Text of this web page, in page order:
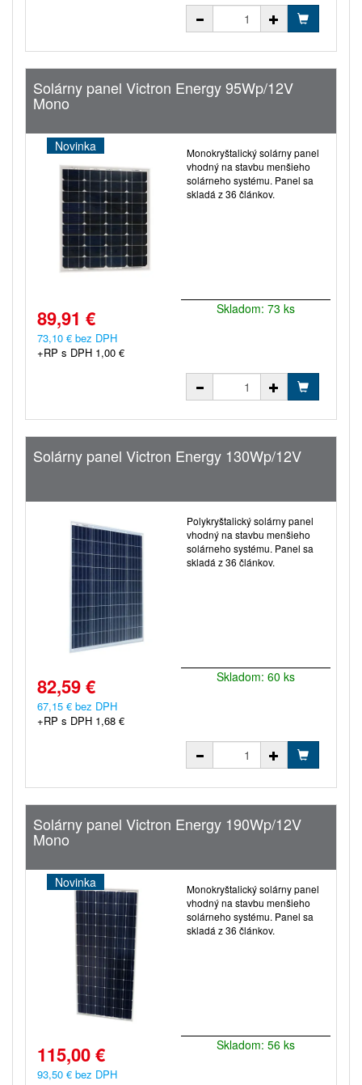
Solárny panel Victron Energy 95Wp/12V
Mono
Novinka
Monokryštalický solárny panel
vhodný na stavbu menšieho
solárneho systému. Panel sa
skladá z 36 článkov.
89,91 €
73,10 € bez DPH
+RP s DPH 1,00 €
Skladom: 73 ks
Solárny panel Victron Energy 130Wp/12V
Polykryštalický solárny panel
vhodný na stavbu menšieho
solárneho systému. Panel sa
skladá z 36 článkov.
82,59 €
67,15 € bez DPH
+RP s DPH 1,68 €
Skladom: 60 ks
Solárny panel Victron Energy 190Wp/12V
Mono
Novinka
Monokryštalický solárny panel
vhodný na stavbu menšieho
solárneho systému. Panel sa
skladá z 36 článkov.
115,00 €
93,50 € bez DPH
Skladom: 56 ks